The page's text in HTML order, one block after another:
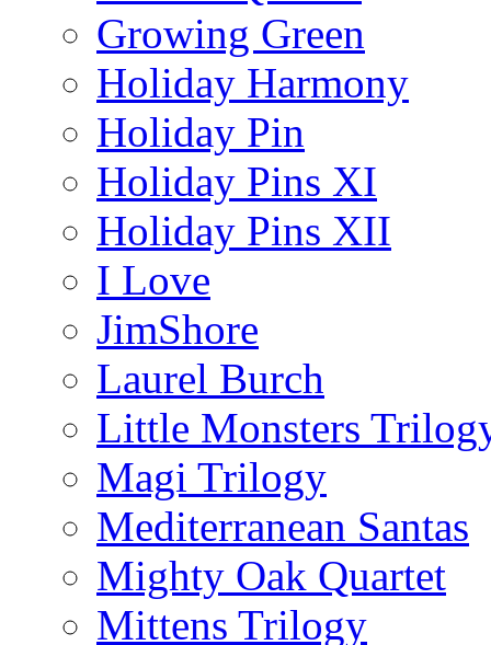
Growing Green
Holiday Harmony
Holiday Pin
Holiday Pins XI
Holiday Pins XII
I Love
JimShore
Laurel Burch
Little Monsters
Magi Trilogy
Mediterranean Santas
Mighty Oak Quartet
Mittens Trilogy